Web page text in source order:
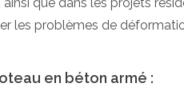
les problèmes de
en béton armé :